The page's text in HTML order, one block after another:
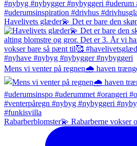
Havelivets glæder💫 Det er bare den
Mens vi venter på regnen🌧️ haven
Rabarberblomster💫 Rabarberne vokser